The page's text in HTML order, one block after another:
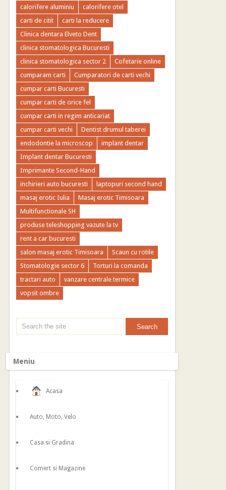
calorifere aluminiu
calorifere otel
carti de citit
carti la reducere
Clinica dentara Elveto Dent
clinica stomatologica Bucuresti
clinica stomatologica sector 2
Cofetarie online
cumparam carti
Cumparatori de carti vechi
cumpar carti Bucuresti
cumpar carti de orice fel
cumpar carti in regim anticariat
cumpar carti vechi
Dentist drumul taberei
endodontie la microscop
implant dentar
Implant dentar Bucuresti
Imprimante Second-Hand
inchirieri auto bucuresti
laptopuri second hand
masaj erotic Iulia
Masaj erotic Timisoara
Multifunctionale SH
produse teleshopping vazute la tv
rent a car bucuresti
salon masaj erotic Timisoara
Scaun cu rotile
Stomatologie sector 6
Torturi la comanda
tractari auto
vanzare centrale termice
vopsit ombre
Meniu
Acasa
Auto, Moto, Velo
Casa si Gradina
Comert si Magazine